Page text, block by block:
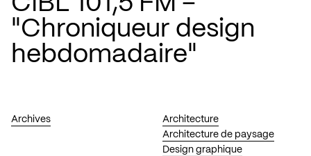
"Chroniqueur design
hebdomadaire"
Archives
Architecture
Architecture de paysage
Design graphique